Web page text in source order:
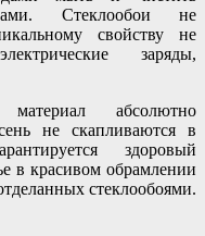
Стеклообои не
свойству не
заряды,
абсолютно
не скапливаются в
здоровый
в красивом обрамлении
стеклообоями.